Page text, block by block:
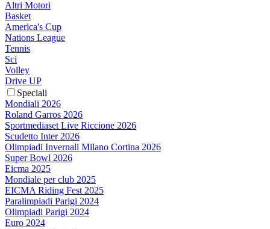
Altri Motori
Basket
America's Cup
Nations League
Tennis
Sci
Volley
Drive UP
Speciali
Mondiali 2026
Roland Garros 2026
Sportmediaset Live Riccione 2026
Scudetto Inter 2026
Olimpiadi Invernali Milano Cortina 2026
Super Bowl 2026
Eicma 2025
Mondiale per club 2025
EICMA Riding Fest 2025
Paralimpiadi Parigi 2024
Olimpiadi Parigi 2024
Euro 2024